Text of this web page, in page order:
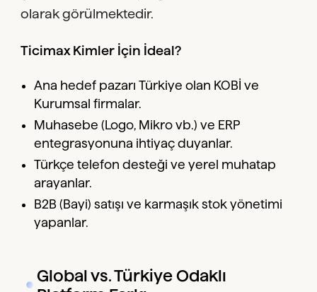
olarak görülmektedir.
Ticimax Kimler İçin İdeal?
Ana hedef pazarı Türkiye olan KOBİ ve
Kurumsal firmalar.
Muhasebe (Logo, Mikro vb.) ve ERP
entegrasyonuna ihtiyaç duyanlar.
Türkçe telefon desteği ve yerel muhatap
arayanlar.
B2B (Bayi) satışı ve karmaşık stok yönetimi
yapanlar.
Global vs. Türkiye Odaklı